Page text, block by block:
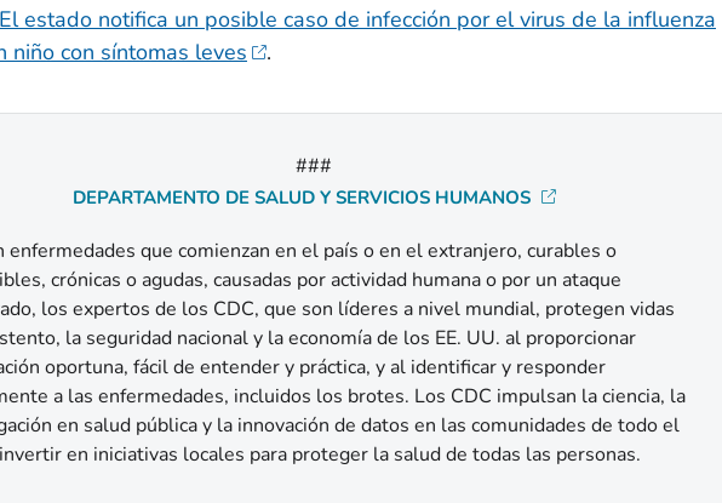
El estado notifica un posible caso de infección por el virus de la influenza
niño con síntomas leves
.
###
DEPARTAMENTO DE SALUD Y SERVICIOS HUMANOS
enfermedades que comienzan en el país o en el extranjero, curables o
crónicas o agudas, causadas por actividad humana o por un ataque
los expertos de los CDC, que son líderes a nivel mundial, protegen vidas
la seguridad nacional y la economía de los EE. UU. al proporcionar
oportuna, fácil de entender y práctica, y al identificar y responder
a las enfermedades, incluidos los brotes. Los CDC impulsan la ciencia, la
en salud pública y la innovación de datos en las comunidades de todo el
en iniciativas locales para proteger la salud de todas las personas.